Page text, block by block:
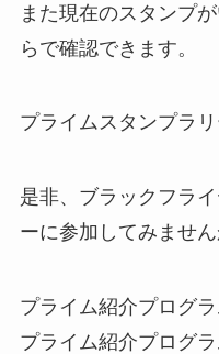
また現在のスタンプ
らで確認できます。
プライムスタンプラ
是非、ブラックフラ
ーに参加してみません
プライム紹介プログラ
プライム紹介プログラ